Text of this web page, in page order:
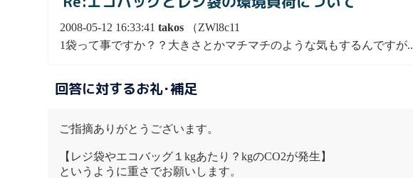
2008-05-12 16:33:41takos （ZWl8c11
1袋って事ですか？？大きさとかマチマチのような気もするんですが..
回答に対するお礼･補足
ご指摘ありがとうございます。
【レジ袋やエコバッグ１kgあたり？kgのCO2が発生】
というように重さでお願いします。